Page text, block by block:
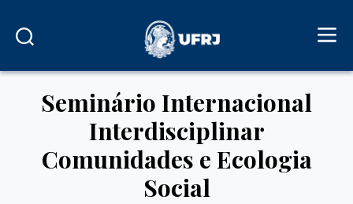
Seminário Internacional
Interdisciplinar
Comunidades e Ecologia
Social